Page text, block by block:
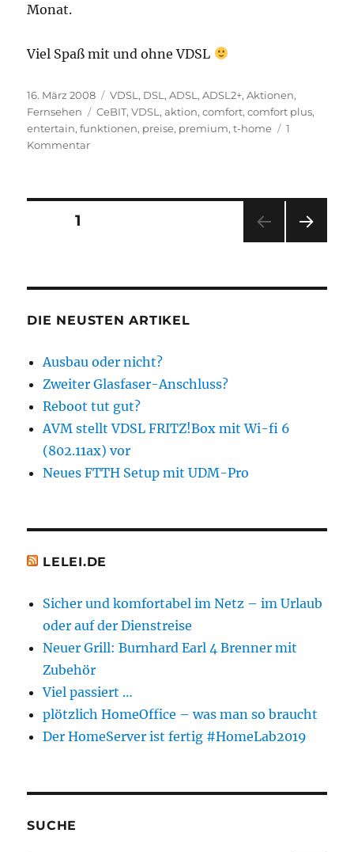
Monat.
Viel Spaß mit und ohne VDSL
Veröffentlicht
am
16. März 2008 Kategorien
VDSL , DSL, ADSL, ADSL2+,Aktionen,
Fernsehen
Schlagwörter
CeBIT,VDSL ,aktion,comfort,comfort plus,
entertain,funktionen, preise, premium,t-home
1
Kommentarzu
…
Seitennummerierung
Beiträge
SEITE1
E
DIE NEUSTEN ARTIKEL
Ausbau oder nicht?
Zweiter Glasfaser-Anschluss?
Reboot tut gut?
AVM stellt VDSL FRITZ!Box mit Wi-fi 6
(802.11ax) vor
Neues FTTH Setup mit UDM-Pro
LELEI.DE
Sicher und komfortabel im Netz – im Urlaub
oder auf der Dienstreise
Neuer Grill: Burnhard Earl 4 Brenner mit
Zubehör
Viel passiert …
plötzlich HomeOffice – was man so braucht
Der HomeServer ist fertig #HomeLab2019
SUCHE